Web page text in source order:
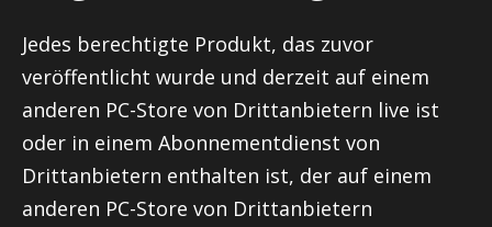
Jedes berechtigte Produkt, das zuvor
veröffentlicht wurde und derzeit auf einem
anderen PC-Store von Drittanbietern live ist
oder in einem Abonnementdienst von
Drittanbietern enthalten ist, der auf einem
anderen PC-Store von Drittanbietern